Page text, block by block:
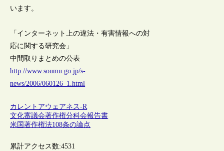
います。
「インターネット上の違法・有害情報への対
応に関する研究会」
中間取りまとめの公表
http://www.soumu.go.jp/s-
news/2006/060126_1.html
カレントアウェアネス-R
文化審議会著作権分科会報告書
米国著作権法108条の論点
累計アクセス数:4531